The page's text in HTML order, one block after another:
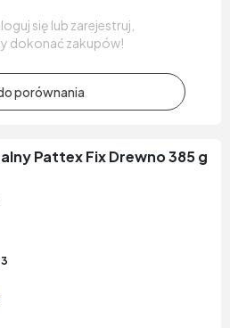
się lub zarejestruj,
dokonać zakupów!
Pattex Fix Drewno 385 g